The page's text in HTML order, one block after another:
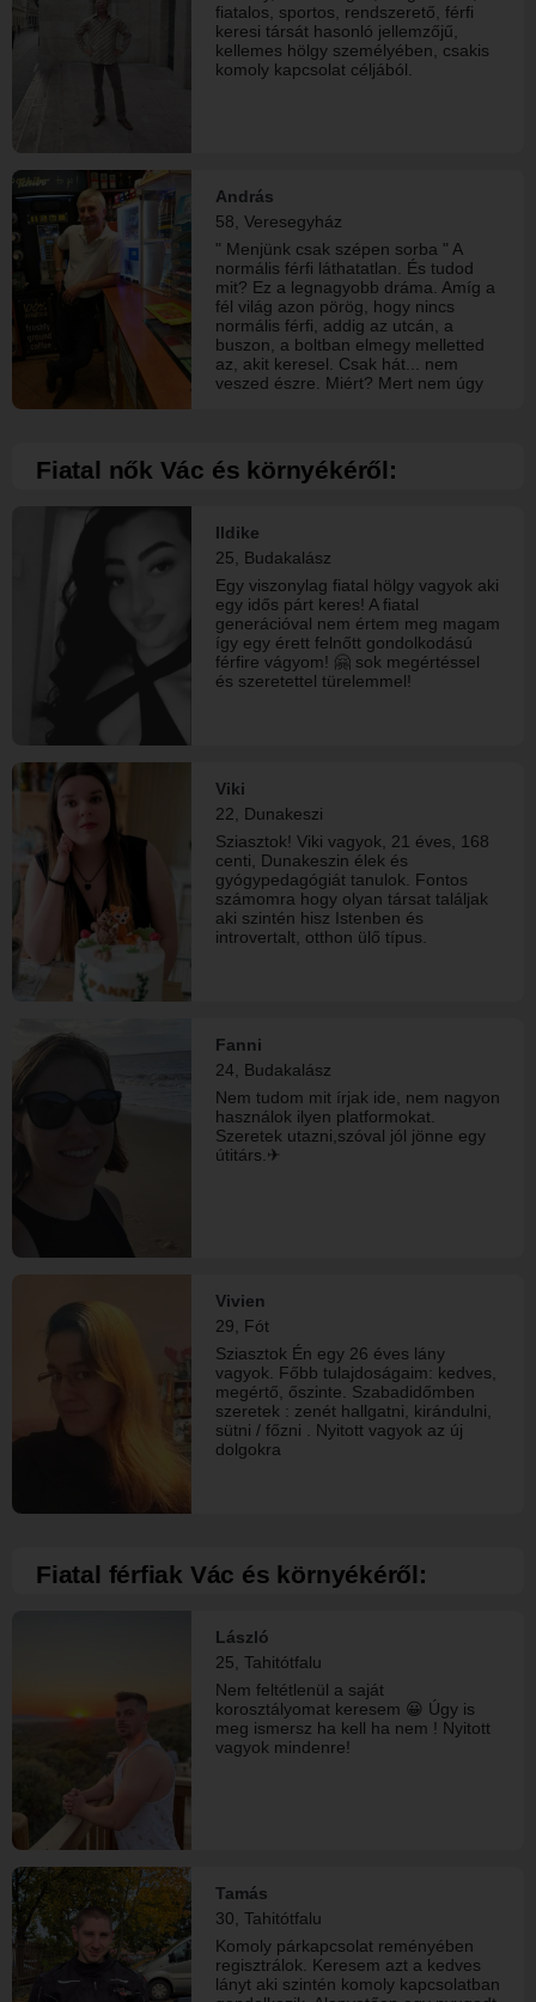
fiatalos, sportos, rendszerető, férfi
keresi társát hasonló jellemzőjű,
kellemes hölgy személyében, csakis
komoly kapcsolat céljából.
András
58, Veresegyház
" Menjünk csak szépen sorba " A
normális férfi láthatatlan. És tudod
mit? Ez a legnagyobb dráma. Amíg a
fél világ azon pörög, hogy nincs
normális férfi, addig az utcán, a
buszon, a boltban elmegy melletted
az, akit keresel. Csak hát... nem
veszed észre. Miért? Mert nem úgy
filterben. Ő nem pózol minden nap a
tükör előtt, hogy megmutassa a ma is
szürcsöl, vagy hogy hány lépést tett
meg a futópadon. Nincs 42 szögből
being miközben három órát
photoshopolta. A normális férfi reggel
felkel. Nem azért, hogy motivációs
posztot írjon, hanem mert mennie
kell dolgozni! ....
Fiatal nők Vác és környékéről:
Ildike
25, Budakalász
Egy viszonylag fiatal hölgy vagyok aki
egy idős párt keres! A fiatal
generációval nem értem meg magam
így egy érett felnőtt gondolkodású
férfire vágyom! 🤗 sok megértéssel
és szeretettel türelemmel!
Viki
22, Dunakeszi
Sziasztok! Viki vagyok, 21 éves, 168
centi, Dunakeszin élek és
gyógypedagógiát tanulok. Fontos
számomra hogy olyan társat találjak
aki szintén hisz Istenben és
introvertalt, otthon ülő típus.
Fanni
24, Budakalász
Nem tudom mit írjak ide, nem nagyon
használok ilyen platformokat.
Szeretek utazni,szóval jól jönne egy
útitárs.✈
Vivien
29, Fót
Sziasztok Én egy 26 éves lány
vagyok. Főbb tulajdoságaim: kedves,
megértő, őszinte. Szabadidőmben
szeretek : zenét hallgatni, kirándulni,
sütni / főzni . Nyitott vagyok az új
dolgokra
Fiatal férfiak Vác és környékéről:
László
25, Tahitótfalu
Nem feltétlenül a saját
korosztályomat keresem 😀 Úgy is
meg ismersz ha kell ha nem ! Nyitott
vagyok mindenre!
Tamás
30, Tahitótfalu
Komoly párkapcsolat reményében
regisztrálok. Keresem azt a kedves
lányt aki szintén komoly kapcsolatban